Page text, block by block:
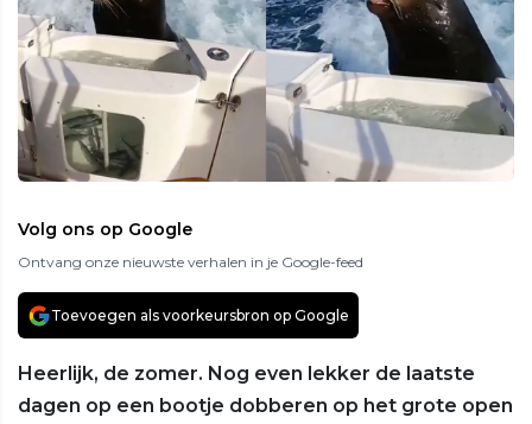
Volg ons op Google
Ontvang onze nieuwste verhalen in je Google-feed
Toevoegen als voorkeursbron op Google
Heerlijk, de zomer. Nog even lekker de laatste
dagen op een bootje dobberen op het grote open